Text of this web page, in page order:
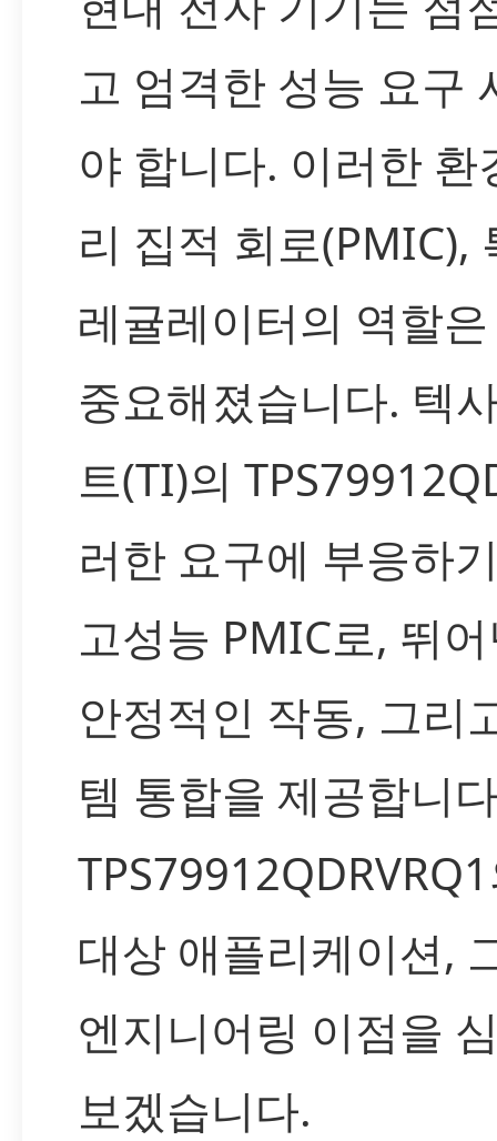
고 엄격한 성능 요구
야 합니다. 이러한
리 집적 회로(PMIC),
레귤레이터의 역할
중요해졌습니다. 텍
트(TI)의
러한 요구에 부응하
고성능 PMIC로, 뛰
안정적인 작동, 그리
템 통합을 제공합니
대상 애플리케이션,
엔지니어링 이점을
보겠습니다.